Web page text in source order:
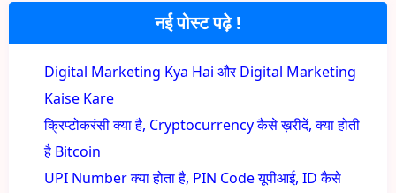
नई पोस्ट पढ़े !
Digital Marketing Kya Hai और Digital Marketing
Kaise Kare
क्रिप्टोकरंसी क्या है, Cryptocurrency कैसे ख़रीदें, क्या होती
है Bitcoin
UPI Number क्या होता है, PIN Code यूपीआई, ID कैसे